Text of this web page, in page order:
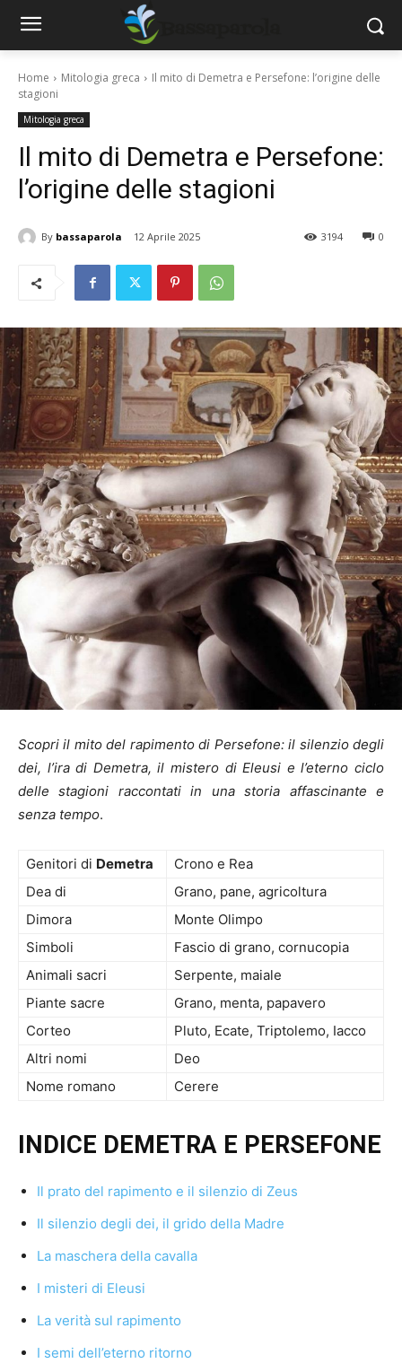
Home Mitologia greca
Il mito di Demetra e Persefone: l’origine delle
stagioni
Mitologia greca
Il mito di Demetra e Persefone:
l’origine delle stagioni
By bassaparola 12 Aprile 2025 0
3194
Scopri il mito del rapimento di Persefone: il silenzio degli
dei, l’ira di Demetra, il mistero di Eleusi e l’eterno ciclo
delle stagioni raccontati in una storia affascinante e
senza tempo.
Genitori di Demetra
Crono e Rea
Dea di
Grano, pane, agricoltura
Dimora
Monte Olimpo
Simboli
Fascio di grano, cornucopia
Animali sacri
Serpente, maiale
Piante sacre
Grano, menta, papavero
Corteo
Pluto, Ecate, Triptolemo, Iacco
Altri nomi
Deo
Nome romano
Cerere
INDICE DEMETRA E PERSEFONE
Il prato del rapimento e il silenzio di Zeus
Il silenzio degli dei, il grido della Madre
La maschera della cavalla
I misteri di Eleusi
La verità sul rapimento
I semi dell’eterno ritorno